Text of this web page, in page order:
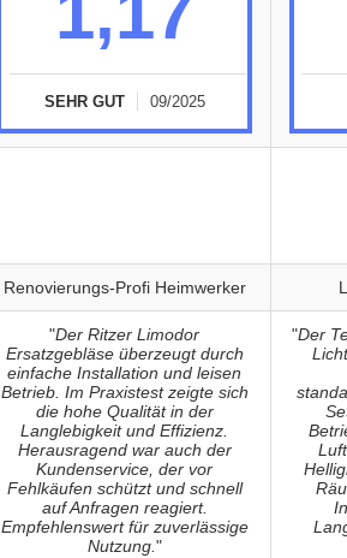
SEHR GUT 09/2025
Renovierungs-Profi Heimwerker
"Der Ritzer Limodor
Ersatzgebläse überzeugt durch
einfache Installation und leisen
Betrieb. Im Praxistest zeigte sich
die hohe Qualität in der
Langlebigkeit und Effizienz.
Herausragend war auch der
Kundenservice, der vor
Fehlkäufen schützt und schnell
auf Anfragen reagiert.
Empfehlenswert für zuverlässige
Nutzung."
"Der